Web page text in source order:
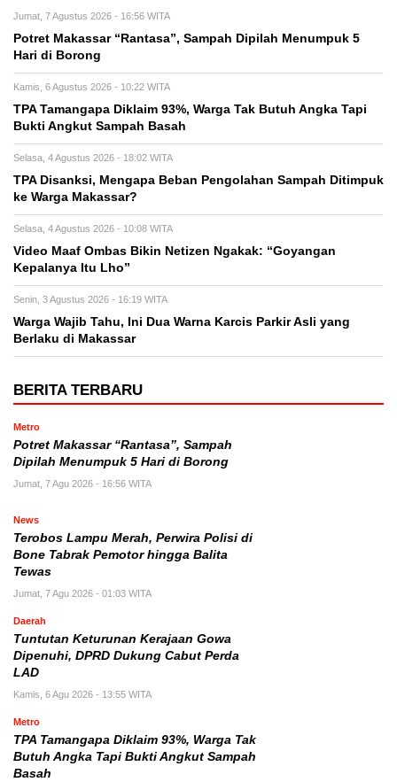
Jumat, 7 Agustus 2026 - 16:56 WITA
Potret Makassar “Rantasa”, Sampah Dipilah Menumpuk 5
Hari di Borong
Kamis, 6 Agustus 2026 - 10:22 WITA
TPA Tamangapa Diklaim 93%, Warga Tak Butuh Angka Tapi
Bukti Angkut Sampah Basah
Selasa, 4 Agustus 2026 - 18:02 WITA
TPA Disanksi, Mengapa Beban Pengolahan Sampah Ditimpuk
ke Warga Makassar?
Selasa, 4 Agustus 2026 - 10:08 WITA
Video Maaf Ombas Bikin Netizen Ngakak: “Goyangan
Kepalanya Itu Lho”
Senin, 3 Agustus 2026 - 16:19 WITA
Warga Wajib Tahu, Ini Dua Warna Karcis Parkir Asli yang
Berlaku di Makassar
BERITA TERBARU
Metro
Potret Makassar “Rantasa”, Sampah
Dipilah Menumpuk 5 Hari di Borong
Jumat, 7 Agu 2026 - 16:56 WITA
News
Terobos Lampu Merah, Perwira Polisi di
Bone Tabrak Pemotor hingga Balita
Tewas
Jumat, 7 Agu 2026 - 01:03 WITA
Daerah
Tuntutan Keturunan Kerajaan Gowa
Dipenuhi, DPRD Dukung Cabut Perda
LAD
Kamis, 6 Agu 2026 - 13:55 WITA
Metro
TPA Tamangapa Diklaim 93%, Warga Tak
Butuh Angka Tapi Bukti Angkut Sampah
Basah